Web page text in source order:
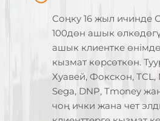
Соңку 16 жыл ичинде
100дөн ашык
ашык клиентке
кызмат көрсөткөн.
Хуавей, Фокскон, TCL,
Sega, DNP, Tmoney
чоң ички жана чет